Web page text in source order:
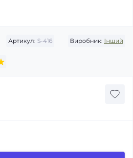
Артикул: S-416 Виробник: Інший